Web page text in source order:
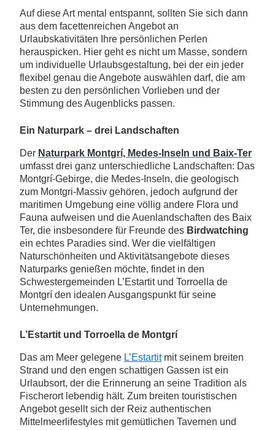
Auf diese Art mental entspannt, sollten Sie sich dann
aus dem facettenreichen Angebot an
Urlaubskativitäten Ihre persönlichen Perlen
herauspicken. Hier geht es nicht um Masse, sondern
um individuelle Urlaubsgestaltung, bei der ein jeder
flexibel genau die Angebote auswählen darf, die am
besten zu den persönlichen Vorlieben und der
Stimmung des Augenblicks passen.
Ein Naturpark – drei Landschaften
Der Naturpark Montgrí, Medes-Inseln und Baix-Ter
umfasst drei ganz unterschiedliche Landschaften: Das
Montgrí-Gebirge, die Medes-Inseln, die geologisch
zum Montgri-Massiv gehören, jedoch aufgrund der
maritimen Umgebung eine völlig andere Flora und
Fauna aufweisen und die Auenlandschaften des Baix
Ter, die insbesondere für Freunde des Birdwatching
ein echtes Paradies sind. Wer die vielfältigen
Naturschönheiten und Aktivitätsangebote dieses
Naturparks genießen möchte, findet in den
Schwestergemeinden L’Estartit und Torroella de
Montgrí den idealen Ausgangspunkt für seine
Unternehmungen.
L’Estartit und Torroella de Montgrí
Das am Meer gelegene L’Estartitmit seinem breiten
Strand und den engen schattigen Gassen ist ein
Urlaubsort, der die Erinnerung an seine Tradition als
Fischerort lebendig hält. Zum breiten touristischen
Angebot gesellt sich der Reiz authentischen
Mittelmeerlifestyles mit gemütlichen Tavernen und